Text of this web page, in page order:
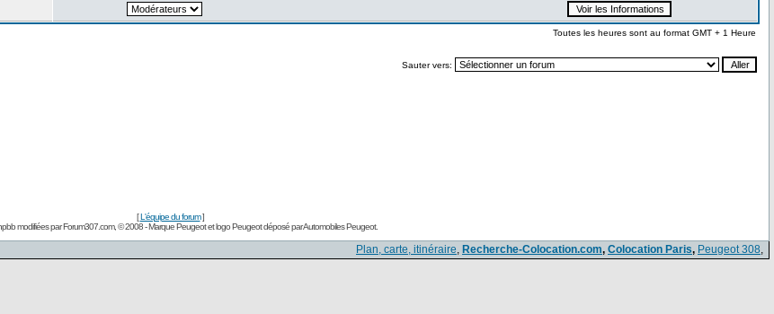
Toutes les heures sont au format GMT + 1 Heure
Sauter vers:
[L'équipe du forum]
modifiées parForum307.com, © 2008 - Marque Peugeot et logo Peugeot déposé par Automobiles Peugeot.
Plan, carte, itinéraire, Recherche-Colocation.com, Colocation Paris, Peugeot 308,